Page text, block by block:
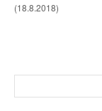
(18.8.2018)